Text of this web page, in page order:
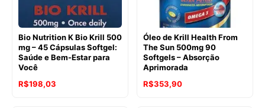
Bio Nutrition K Bio Krill 500
mg – 45 Cápsulas Softgel:
Saúde e Bem-Estar para
Você
O
R$198,03
Óleo de Krill Health From
The Sun 500mg 90
Softgels – Absorção
Aprimorada
O
R$353,90O